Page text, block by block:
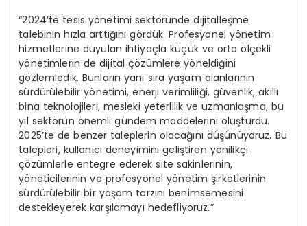
“2024’te tesis yönetimi sektöründe dijitalleşme
talebinin hızla arttığını gördük. Profesyonel yönetim
hizmetlerine duyulan ihtiyaçla küçük ve orta ölçekli
yönetimlerin de dijital çözümlere yöneldiğini
gözlemledik. Bunların yanı sıra yaşam alanlarının
sürdürülebilir yönetimi, enerji verimliliği, güvenlik, akıllı
bina teknolojileri, mesleki yeterlilik ve uzmanlaşma, bu
yıl sektörün önemli gündem maddelerini oluşturdu.
2025’te de benzer taleplerin olacağını düşünüyoruz. Bu
talepleri, kullanıcı deneyimini geliştiren yenilikçi
çözümlerle entegre ederek site sakinlerinin,
yöneticilerinin ve profesyonel yönetim şirketlerinin
sürdürülebilir bir yaşam tarzını benimsemesini
destekleyerek karşılamayı hedefliyoruz.”